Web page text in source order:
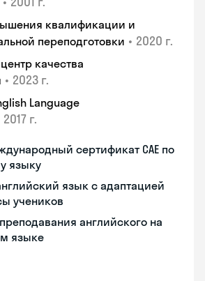
квалификации и
переподготовки • 2020 г.
качества
• 2023 г.
Language
2017 г.
сертификат CAE по
языку
язык с адаптацией
учеников
английского на
языке